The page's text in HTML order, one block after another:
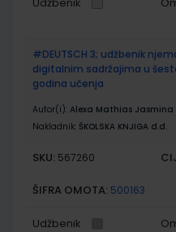
#DEUTSCH 3; udžbenik
digitalnim sadržajima u
godina učenja
Autor(i): Alexa Mathias Jasmina
Nakladnik: ŠKOLSKA KNJIGA d.d.
SKU: 567260
ŠIFRA OMOTA: 500163
Udžbenik